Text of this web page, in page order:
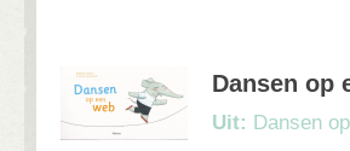
Dansen op
Uit: Dansen